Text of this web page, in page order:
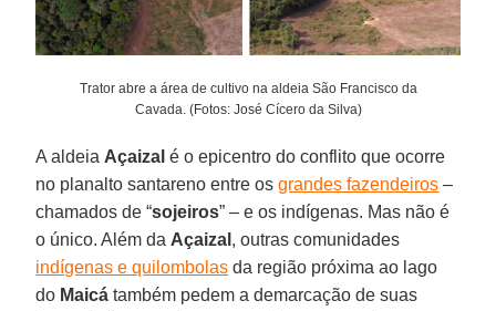
Trator abre a área de cultivo na aldeia São Francisco da
Cavada. (Fotos: José Cícero da Silva)
A aldeia Açaizal é o epicentro do conflito que ocorre
no planalto santareno entre osgrandes fazendeiros –
chamados de “sojeiros” – e os indígenas. Mas não é
o único. Além da Açaizal , outras comunidades
indígenas e quilombolas da região próxima ao lago
do Maicá também pedem a demarcação de suas